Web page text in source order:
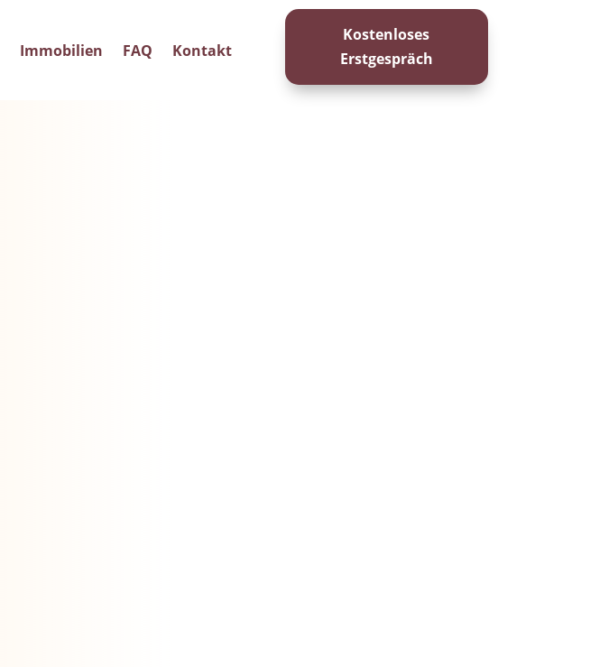
Immobilien FAQ Kontakt
Kostenloses
Erstgespräch